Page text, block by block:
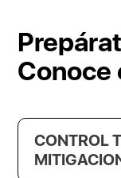
Conoce
CONTROL